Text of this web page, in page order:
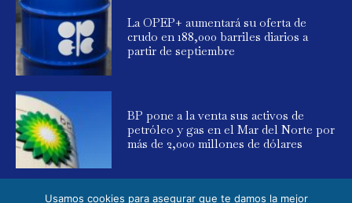
La OPEP+ aumentará su oferta de
crudo en 188,000 barriles diarios a
partir de septiembre
BP pone a la venta sus activos de
petróleo y gas en el Mar del Norte por
más de 2,000 millones de dólares
Usamos cookies para asegurar que te damos la mejor